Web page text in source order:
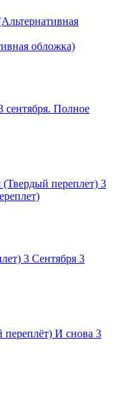
обложка)
сентября. Полное
3
3 Сентября 3
И снова 3